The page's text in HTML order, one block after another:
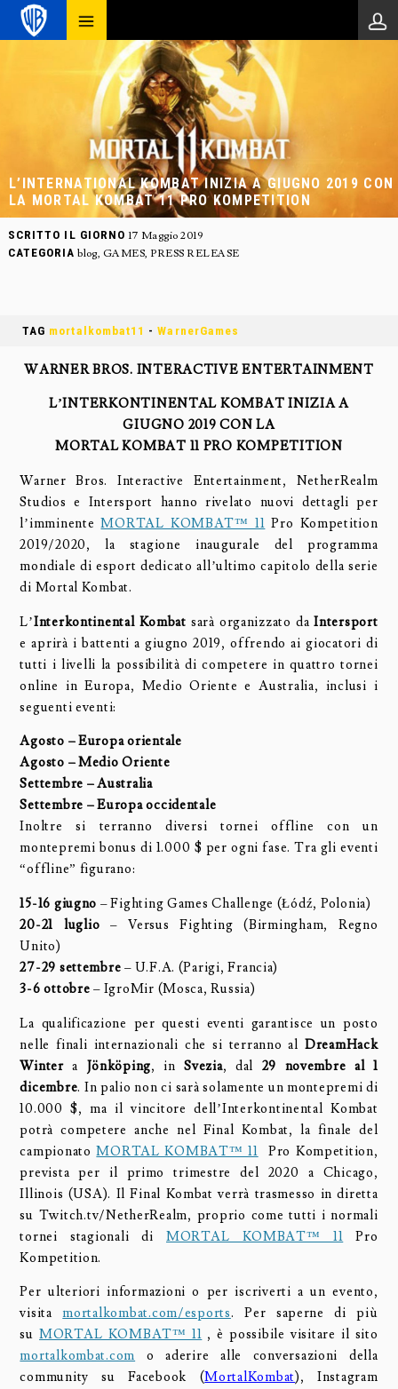
L’INTERNATIONAL KOMBAT INIZIA A GIUGNO 2019 CON
LA MORTAL KOMBAT 11 PRO KOMPETITION
SCRITTO IL GIORNO 17 Maggio 2019
CATEGORIA blog, GAMES, PRESS RELEASE
TAG mortalkombat11 -WarnerGames
WARNER BROS. INTERACTIVE ENTERTAINMENT
L’INTERKONTINENTAL KOMBAT INIZIA A
GIUGNO 2019 CON LA
MORTAL KOMBAT 11 PRO KOMPETITION
Warner Bros. Interactive Entertainment, NetherRealm
Studios e Intersport hanno rivelato nuovi dettagli per
l’imminenteMORTAL KOMBAT™ 11 Pro Kompetition
2019/2020, la stagione inaugurale del programma
mondiale di esport dedicato all’ultimo capitolo della serie
di Mortal Kombat.
L’Interkontinental Kombat sarà organizzato daIntersport
e aprirà i battenti a giugno 2019, offrendo ai giocatori di
tutti i livelli la possibilità di competere in quattro tornei
online in Europa, Medio Oriente e Australia, inclusi i
seguenti eventi:
Agosto – Europa orientale
Agosto – Medio Oriente
Settembre – Australia
Settembre – Europa occidentale
Inoltre si terranno diversi tornei offline con un
montepremi bonus di 1.000 $ per ogni fase. Tra gli eventi
“offline” figurano:
15-16 giugno – Fighting Games Challenge (Łódź, Polonia)
20-21 luglio – Versus Fighting (Birmingham, Regno
Unito)
27-29 settembre – U.F.A. (Parigi, Francia)
3-6 ottobre – IgroMir (Mosca, Russia)
La qualificazione per questi eventi garantisce un posto
nelle finali internazionali che si terranno al DreamHack
Wintera Jönköping, inSvezia, dal 29 novembre al 1
dicembre. In palio non ci sarà solamente un montepremi di
10.000 $, ma il vincitore dell’Interkontinental Kombat
potrà competere anche nel Final Kombat, la finale del
campionatoMORTAL KOMBAT™ 11 Pro Kompetition,
prevista per il primo trimestre del 2020 a Chicago,
Illinois (USA). Il Final Kombat verrà trasmesso in diretta
su Twitch.tv/NetherRealm, proprio come tutti i normali
tornei stagionali di MORTAL KOMBAT™ 11 Pro
Kompetition.
Per ulteriori informazioni o per iscriverti a un evento,
visitamortalkombat.com/esports. Per saperne di più
suMORTAL KOMBAT™ 11 ,è possibile visitare il sito
mortalkombat.com o aderire alle conversazioni della
community su Facebook (MortalKombat), Instagram